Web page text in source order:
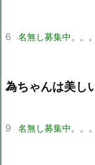
6 名無し募集中。。。
為ちゃんは美し
9 名無し募集中。。。